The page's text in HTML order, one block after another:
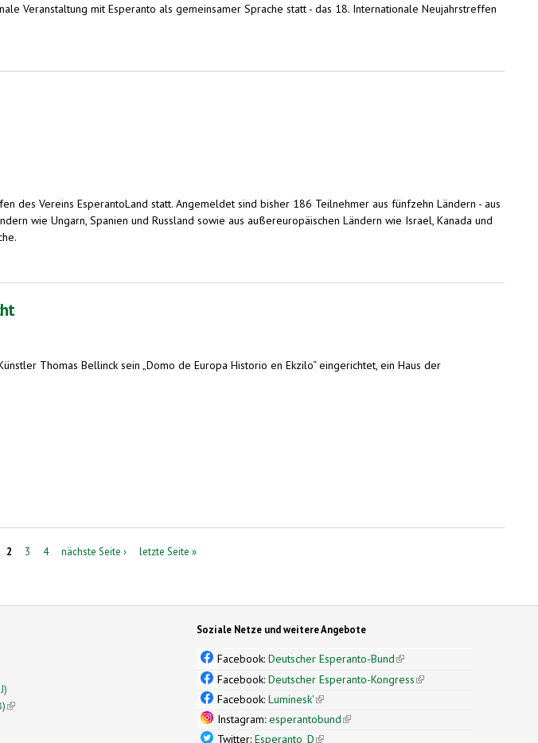
Veranstaltung mit Esperanto als gemeinsamer Sprache statt - das 18. Internationale Neujahrstreffen
des Vereins EsperantoLand statt. Angemeldet sind bisher 186 Teilnehmer aus fünfzehn Ländern - aus
wie Ungarn, Spanien und Russland sowie aus außereuropäischen Ländern wie Israel, Kanada und
Thomas Bellinck sein „Domo de Europa Historio en Ekzilo“ eingerichtet, ein Haus der
2 3 4 nächste Seite › letzte Seite »
(link is external)
Soziale Netze und weitere Angebote
Facebook:Deutscher Esperanto-Bund(link is external)
Facebook:Deutscher Esperanto-Kongress(link is external)
Facebook:Luminesk'(link is external)
Instagram:esperantobund(link is external)
Twitter:Esperanto_D(link is external)